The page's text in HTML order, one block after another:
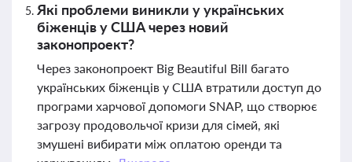
Які проблеми виникли у українських
біженців у США через новий
законопроект?
Через законопроект Big Beautiful Bill багато
українських біженців у США втратили доступ до
програми харчової допомоги SNAP, що створює
загрозу продовольчої кризи для сімей, які
змушені вибирати між оплатою оренди та